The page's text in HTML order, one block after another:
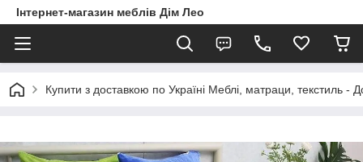
Інтернет-магазин меблів Дім Лео
Купити з доставкою по Україні Меблі, матраци, текстиль -